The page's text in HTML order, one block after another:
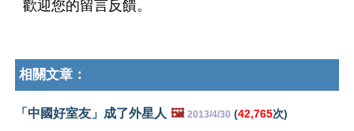
歡迎您的留言反饋。
相關文章：
「中國好室友」成了外星人 🖼️ 2013/4/30 (42,765次)